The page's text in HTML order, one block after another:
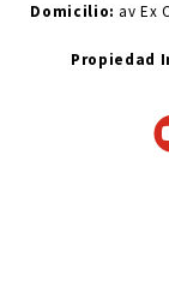
Domicilio: av Ex
Propiedad